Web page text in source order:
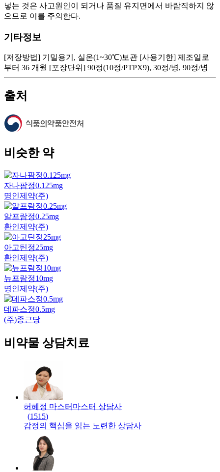
넣는 것은 사고원인이 되거나 품질 유지면에서 바람직하지 않
으므로 이를 주의한다.
기타정보
[저장방법] 기밀용기, 실온(1~30℃)보관 [사용기한] 제조일로
부터 36 개월 [포장단위] 90정(10정/PTPX9), 30정/병, 90정/병
출처
비슷한 약
자나팜정0.125mg
명인제약(주)
알프람정0.25mg
환인제약(주)
아고틴정25mg
환인제약(주)
뉴프람정10mg
명인제약(주)
데파스정0.5mg
(주)종근당
비약물 상담치료
허혜정 마스터 마스터 상담사
(1515)
감정의 핵심을 읽는 노련한 상담사